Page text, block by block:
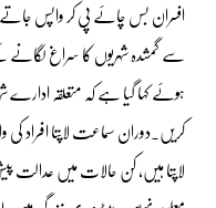
افسران بس چائے پی کر واپس
سے گمشدہ شہریوں کا سراغ
ہوئے کہا گیا ہے کہ متعلقہ
کریں۔دوران سماعت لاپتا افراد
لاپتا ہیں، کن حالات میں